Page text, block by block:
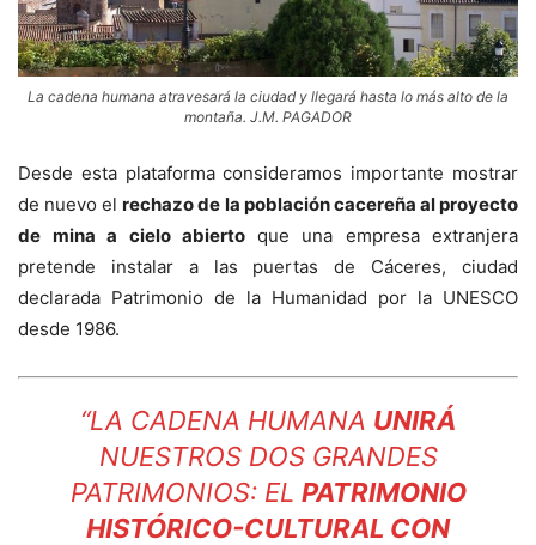
La cadena humana atravesará la ciudad y llegará hasta lo más alto de la
montaña. J.M. PAGADOR
Desde esta plataforma consideramos importante mostrar
de nuevo elrechazo de la población cacereña al proyecto
de mina a cielo abierto que una empresa extranjera
pretende instalar a las puertas de Cáceres, ciudad
declarada Patrimonio de la Humanidad por la UNESCO
desde 1986.
“LA CADENA HUMANA UNIRÁ
NUESTROS DOS GRANDES
PATRIMONIOS: EL PATRIMONIO
HISTÓRICO-CULTURAL CON